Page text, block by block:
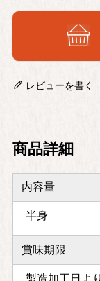
レビューを書く
商品詳細
内容量
半身
賞味期限
製造加工日よ